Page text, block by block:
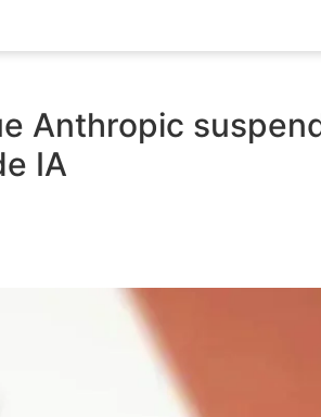
Anthropic
IA